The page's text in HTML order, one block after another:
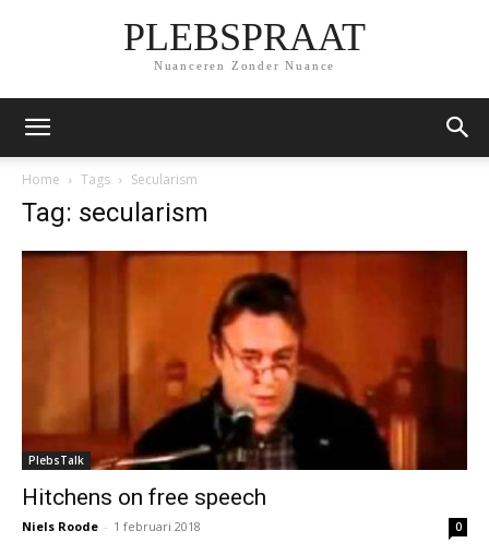
PLEBSPRAAT
Nuanceren Zonder Nuance
Home Tags Secularism
Tag: secularism
PlebsTalk
Hitchens on free speech
Niels Roode - 1 februari 2018 0